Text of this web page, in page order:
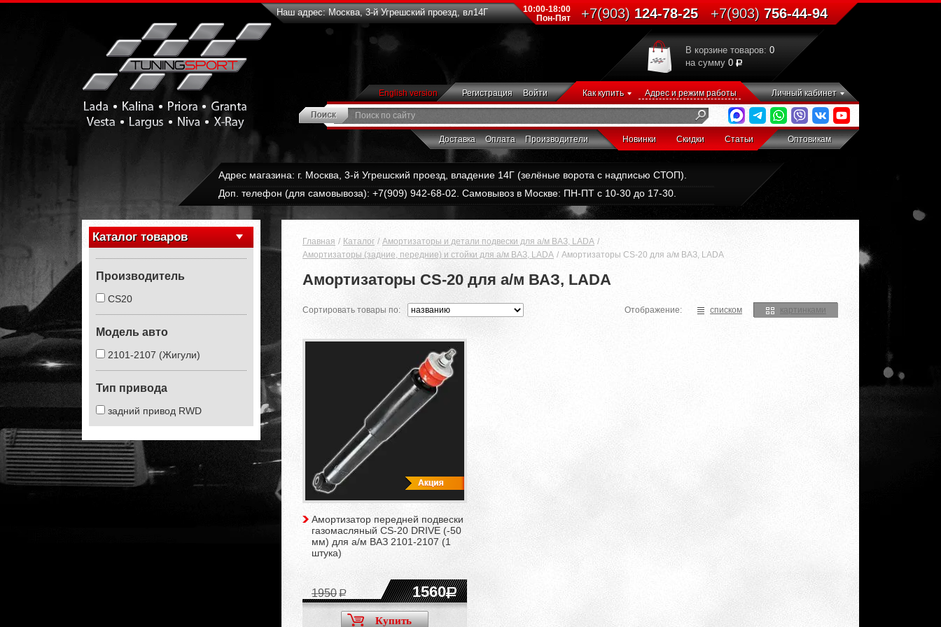
Наш адрес: Москва, 3-й Угрешский проезд, вл14Г
10:00-18:00
Пон-Пят
+7(903)124-78-25 +7(903)756-44-94
В корзине товаров: 0
на сумму 0
English version Регистрация Войти Как купить Адрес и режим работы Личный кабинет
Доставка Оплата Производители Новинки Скидки Статьи Оптовикам
Адрес магазина: г. Москва, 3-й Угрешский проезд, владение 14Г (зелёные ворота с надписью СТОП).
Доп. телефон (для самовывоза): +7(909) 942-68-02. Самовывоз в Москве: ПН-ПТ с 10-30 до 17-30.
Каталог товаров
Производитель
CS20
Модель авто
2101-2107 (Жигули)
Тип привода
задний привод RWD
Главная Каталог
Амортизаторы и детали подвески для а/м ВАЗ, LADA
Амортизаторы (задние, передние) и стойки для а/м ВАЗ, LADA
Амортизаторы CS-20 для а/м ВАЗ, LADA
Амортизаторы CS-20 для а/м ВАЗ, LADA
Сортировать товары по: Отображение: списком картинками
Амортизатор передней подвески
газомасляный CS-20 DRIVE (-50
мм) для а/м ВАЗ 2101-2107 (1
штука)
1560
1950
Купить